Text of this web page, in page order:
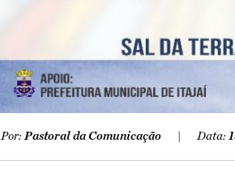
Por: Pastoral da Comunicação Data: